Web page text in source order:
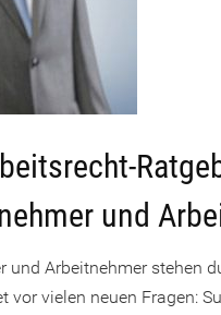
und
und Arbeitnehmer stehen
vor vielen neuen Fragen: